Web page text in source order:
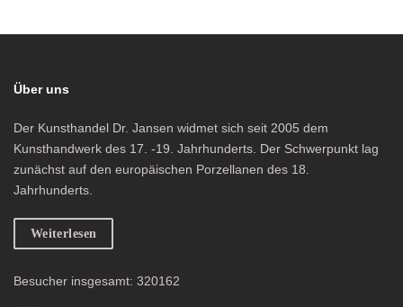
Über uns
Der Kunsthandel Dr. Jansen widmet sich seit 2005 dem
Kunsthandwerk des 17. -19. Jahrhunderts. Der Schwerpunkt lag
zunächst auf den europäischen Porzellanen des 18.
Jahrhunderts.
Weiterlesen
Besucher insgesamt: 320162